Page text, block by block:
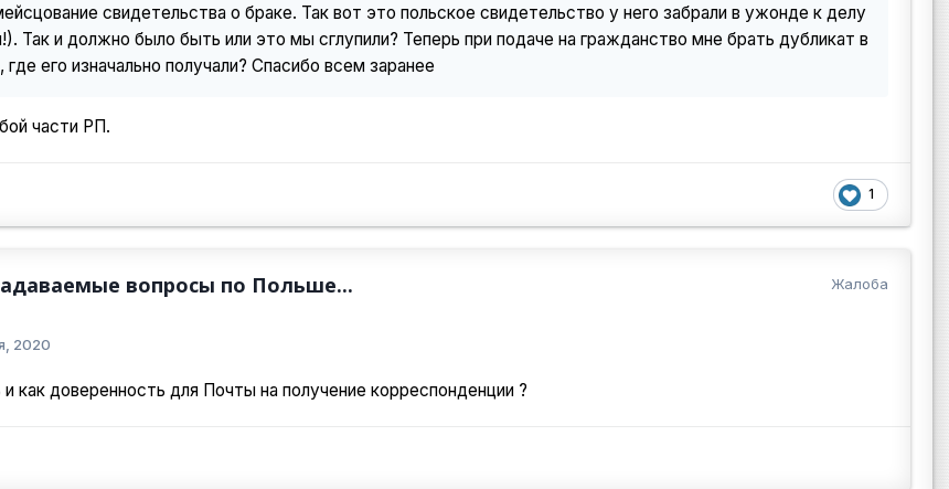
свидетельства о браке. Так вот это польское свидетельство у него забрали в ужонде к делу
Так и должно было быть или это мы сглупили? Теперь при подаче на гражданство мне брать дубликат в
его изначально получали? Спасибо всем заранее
части РП.
1
Жалоба
вопросы по Польше...
2020
как доверенность для Почты на получение корреспонденции ?